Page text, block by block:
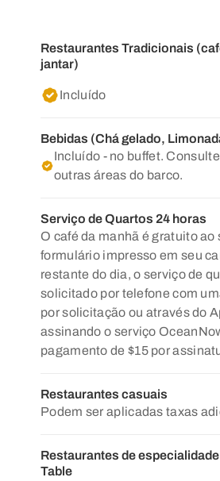
Restaurantes Tradicionais
jantar)
Incluído
Bebidas (Chá gelado,
Incluído - no buffet.
outras áreas do barco.
Serviço de Quartos 24 horas
O café da manhã é gratuito
formulário impresso em seu
restante do dia, o serviço de
solicitado por telefone com
por solicitação ou através do
assinando o serviço
pagamento de $15 por
Restaurantes casuais
Podem ser aplicadas taxas
Restaurantes de
Table